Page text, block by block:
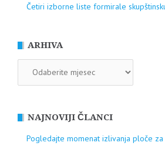
Četiri izborne liste formirale
ARHIVA
NAJNOVIJI ČLANCI
Pogledajte momenat izlivanja ploče